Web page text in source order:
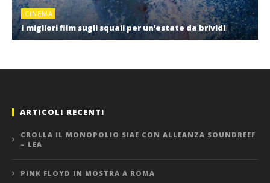
CINEMA
I migliori film sugli squali per un’estate da brividi
ARTICOLI RECENTI
CROLLA IL MONOPOLIO SIAE CON ALLEANZA SOUNDREEF
– LEA
PINK FLOYD IN MOSTRA A ROMA